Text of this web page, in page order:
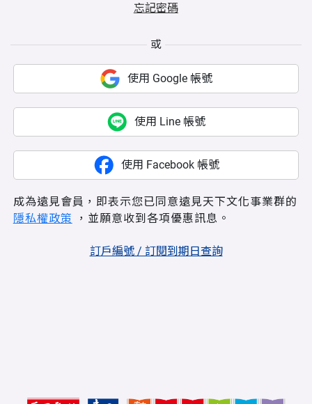
忘記密碼
或
使用 Google 帳號
使用 Line 帳號
使用 Facebook 帳號
成為遠見會員，即表示您已同意遠見天下文化事業群的
隱私權政策 ，並願意收到各項優惠訊息。
訂戶編號 / 訂閱到期日查詢